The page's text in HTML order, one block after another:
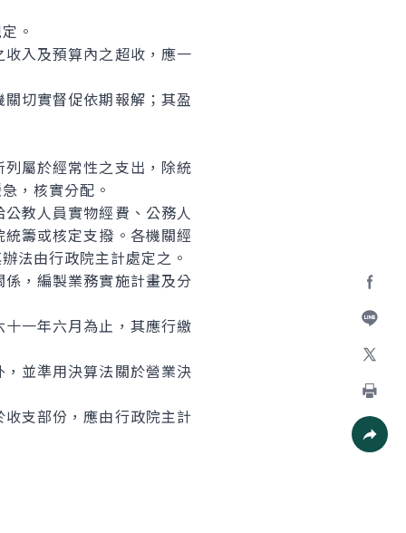
加入好
列印
。
入及預算內之超收，應一
切實督促依期報解；其盈
屬於經常性之支出，除統
，核實分配。
教人員實物經費、公務人
籌或核定支撥。各機關經
法由行政院主計處定之。
，編製業務實施計畫及分
一年六月為止，其應行繳
並準用決算法關於營業決
支部份，應由行政院主計